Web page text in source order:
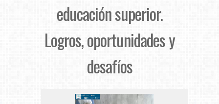
educación superior.
Logros, oportunidades y
desafíos